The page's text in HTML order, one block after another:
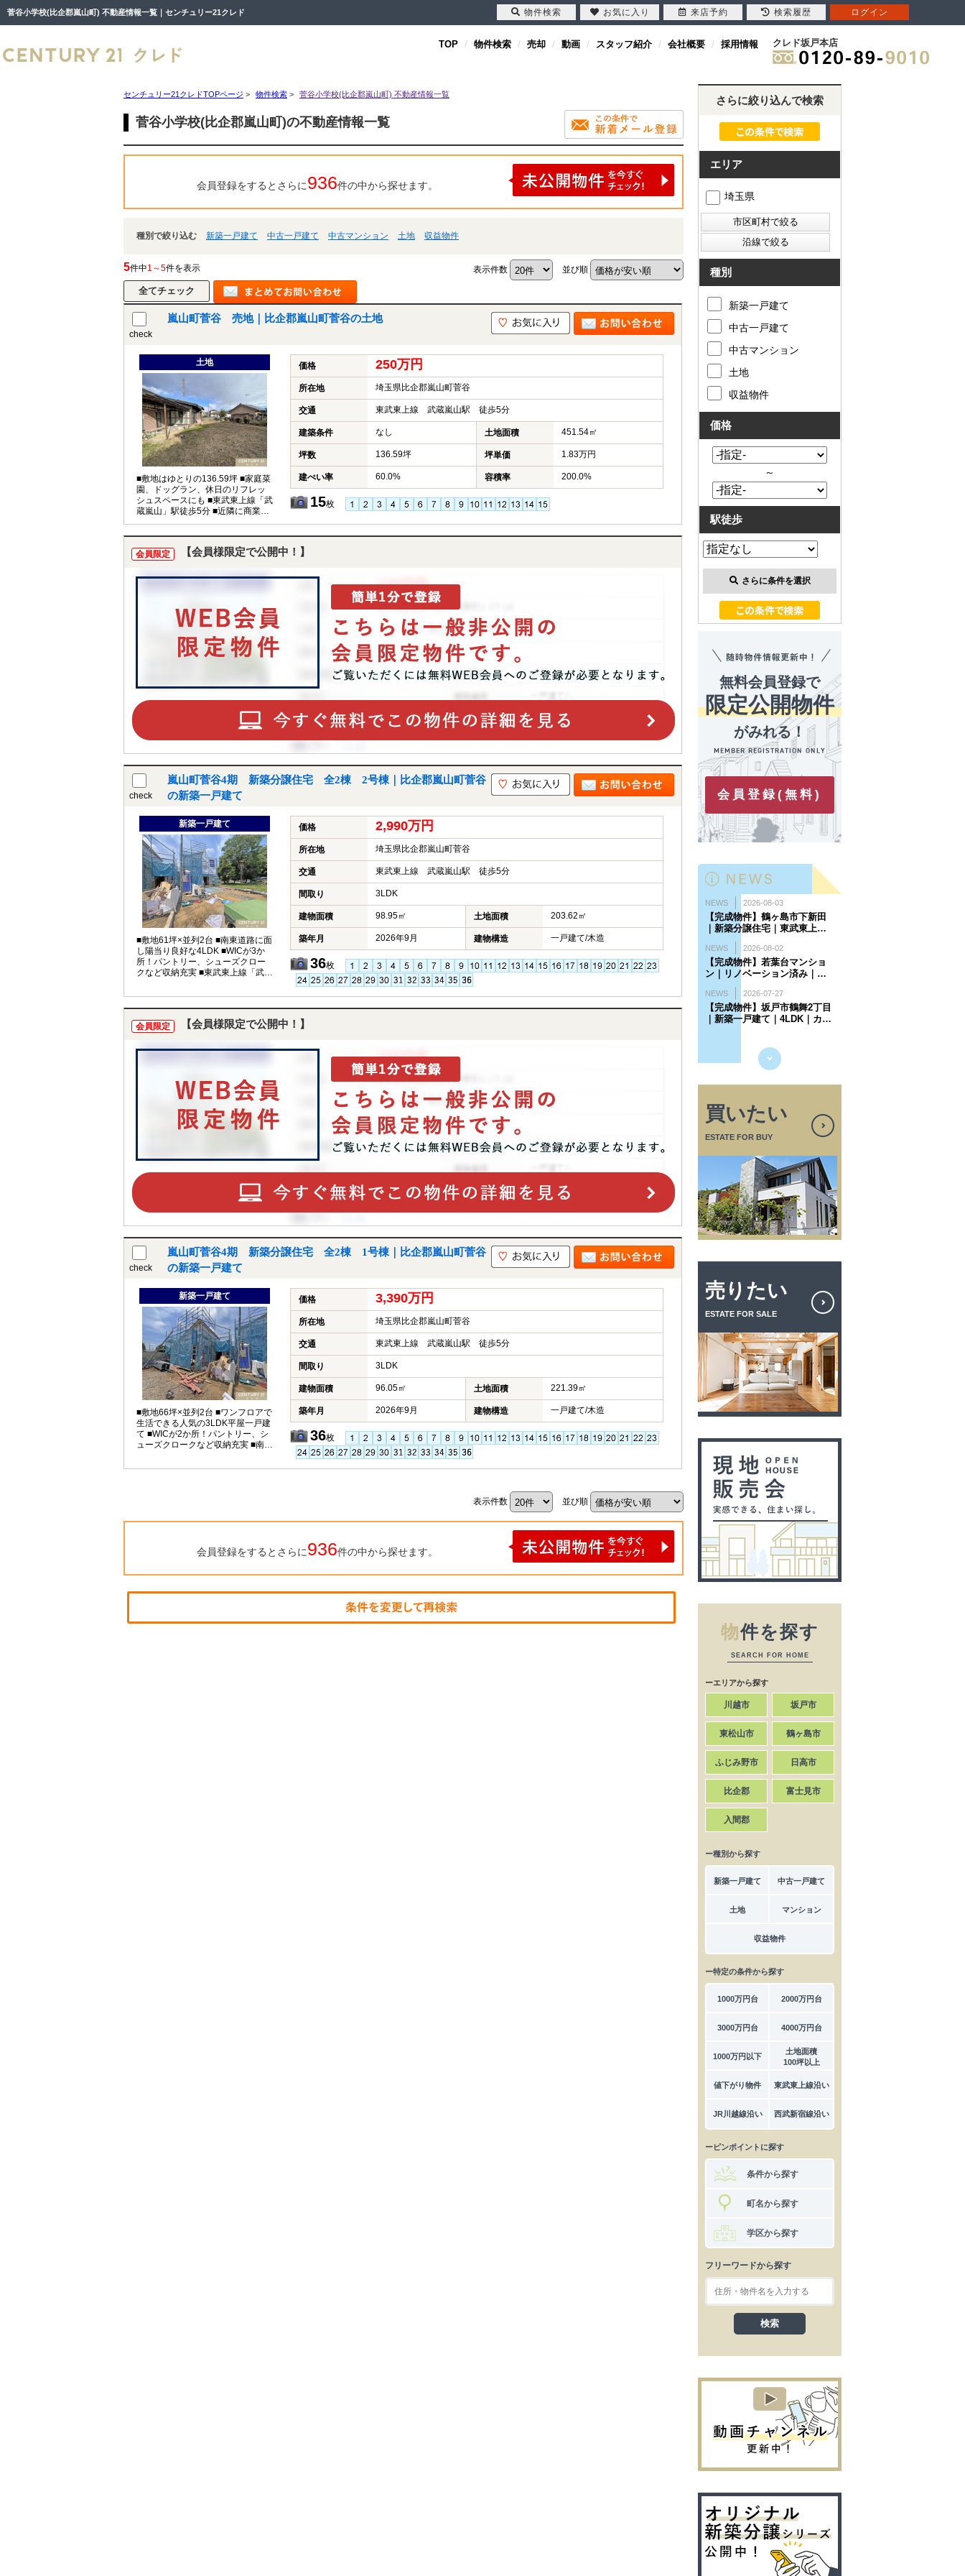
菅谷小学校(比企郡嵐山町) 不動産情報一覧｜センチュリー21クレド
TOP 物件検索 売却 動画 スタッフ紹介 会社概要 採用情報 クレド坂戸本店
センチュリー21クレドTOPページ > 物件検索 > 菅谷小学校(比企郡嵐山町) 不動産情報一覧
菅谷小学校(比企郡嵐山町)の不動産情報一覧
会員登録をするとさらに936件の中から探せます。
種別で絞り込む 新築一戸建て 中古一戸建て 中古マンション 土地 収益物件
5件中1～5件を表示 表示件数 並び順
check
嵐山町菅谷 売地｜比企郡嵐山町菅谷の土地
土地
■敷地はゆとりの136.59坪 ■家庭菜
園、ドッグラン、休日のリフレッ
シュスペースにも ■東武東上線「武
蔵嵐山」駅徒歩5分 ■近隣に商業施
設が充実 ※再建築はできません
価格 250万円
所在地 埼玉県比企郡嵐山町菅谷
交通 東武東上線 武蔵嵐山駅 徒歩5分
建築条件 なし 土地面積 451.54㎡
坪数 136.59坪 坪単価 1.83万円
建ぺい率 60.0% 容積率 200.0%
15枚
会員限定 【会員様限定で公開中！】
check
嵐山町菅谷4期 新築分譲住宅 全2棟 2号棟｜比企郡嵐山町菅谷
の新築一戸建て
新築一戸建て
■敷地61坪×並列2台 ■南東道路に面
し陽当り良好な4LDK ■WICが3か
所！パントリー、シューズクロー
クなど収納充実 ■東武東上線「武蔵
価格 2,990万円
所在地 埼玉県比企郡嵐山町菅谷
交通 東武東上線 武蔵嵐山駅 徒歩5分
間取り 3LDK
建物面積 98.95㎡ 土地面積 203.62㎡
築年月 2026年9月 建物構造 一戸建て/木造
36枚
会員限定 【会員様限定で公開中！】
check
嵐山町菅谷4期 新築分譲住宅 全2棟 1号棟｜比企郡嵐山町菅谷
の新築一戸建て
新築一戸建て
■敷地66坪×並列2台 ■ワンフロアで
生活できる人気の3LDK平屋一戸建
て ■WICが2か所！パントリー、シ
ューズクロークなど収納充実 ■南東
価格 3,390万円
所在地 埼玉県比企郡嵐山町菅谷
交通 東武東上線 武蔵嵐山駅 徒歩5分
間取り 3LDK
建物面積 96.05㎡ 土地面積 221.39㎡
築年月 2026年9月 建物構造 一戸建て/木造
36枚
表示件数 並び順
会員登録をするとさらに936件の中から探せます。
さらに絞り込んで検索
エリア
埼玉県
種別
新築一戸建て
中古一戸建て
中古マンション
土地
収益物件
価格
～
駅徒歩
さらに条件を選択
無料会員登録で
限定公開物件
がみれる！
会員登録(無料)
買いたい
ESTATE FOR BUY
売りたい
ESTATE FOR SALE
物件を探す
SEARCH FOR HOME
ーエリアから探す
川越市 坂戸市
東松山市 鶴ヶ島市
ふじみ野市 日高市
比企郡 富士見市
入間郡
ー種別から探す
新築一戸建て 中古一戸建て
土地 マンション
収益物件
ー特定の条件から探す
1000万円台 2000万円台
3000万円台 4000万円台
1000万円以下
土地面積
100坪以上
値下がり物件 東武東上線沿い
JR川越線沿い 西武新宿線沿い
ーピンポイントに探す
条件から探す
町名から探す
学区から探す
フリーワードから探す
物件検索 お気に入り 来店予約 検索履歴 ログイン